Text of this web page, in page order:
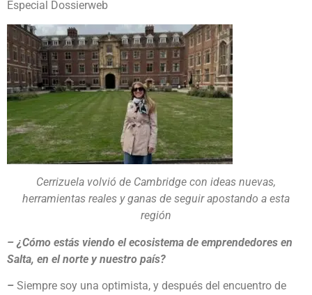
Especial Dossierweb
Cerrizuela volvió de Cambridge con ideas nuevas,
herramientas reales y ganas de seguir apostando a esta
región
– ¿Cómo estás viendo el ecosistema de emprendedores en
Salta, en el norte y nuestro país?
– Siempre soy una optimista, y después del encuentro de